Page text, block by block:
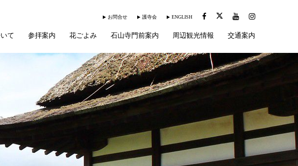
お問合せ 護寺会 ENGLISH
て 参拝案内 花ごよみ 石山寺門前案内 周辺観光情報 交通案内